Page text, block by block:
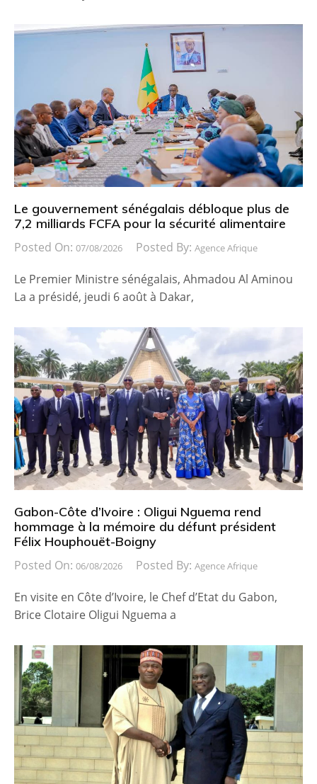
Le gouvernement sénégalais débloque plus de
7,2 milliards FCFA pour la sécurité alimentaire
Posted On: 07/08/2026 Posted By: Agence Afrique
Le Premier Ministre sénégalais, Ahmadou Al Aminou
La a présidé, jeudi 6 août à Dakar,
Gabon-Côte d’Ivoire : Oligui Nguema rend
hommage à la mémoire du défunt président
Félix Houphouët-Boigny
Posted On: 06/08/2026 Posted By: Agence Afrique
En visite en Côte d’Ivoire, le Chef d’Etat du Gabon,
Brice Clotaire Oligui Nguema a